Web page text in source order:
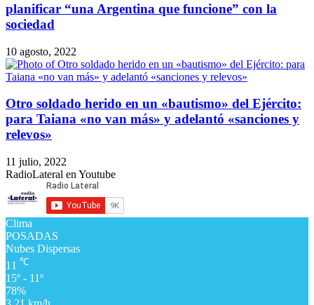
10 agosto, 2022
Otro soldado herido en un «bautismo» del Ejército:
para Taiana «no van más» y adelantó «sanciones y
relevos»
11 julio, 2022
RadioLateral en Youtube
POSADAS
Nubes Dispersas
11℃
15º - 11º
78%
3.21 km/h
15℃
vie